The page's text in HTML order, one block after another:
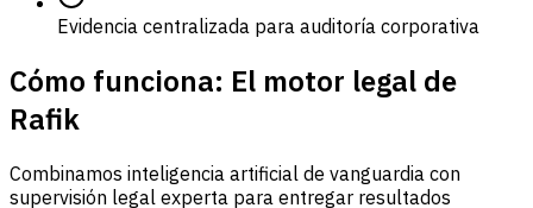
Evidencia centralizada para auditoría corporativa
Cómo funciona: El motor legal de
Rafik
Combinamos inteligencia artificial de vanguardia con
supervisión legal experta para entregar resultados